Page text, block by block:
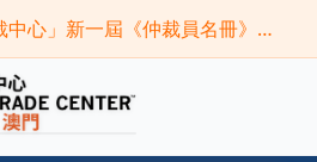
「澳門世界貿易中心仲裁中心」新一屆《仲裁員名冊》現正接受申請(截止時間:2026年9月30日)